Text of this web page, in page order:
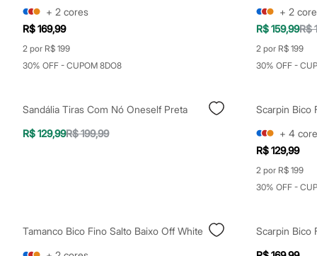
Tênis
Moda esportiva
Acessórios
Bermudas
Camisetas
Moda íntima
Cuecas
Meias
Camisas
Casacos e Jaquetas
Jeans
+ 2 cores
R$ 169,99
2 por R$ 199
30% OFF - CUPOM 8DO8
+ 2
R$ 159,99R$
2 por R$ 199
30% OFF -
Sandália Tiras Com Nó Oneself Preta
R$ 129,99R$ 199,99
+ 4
R$ 129,99
2 por R$ 199
30% OFF -
Tamanco Bico Fino Salto Baixo Off White
Scarpin Bico